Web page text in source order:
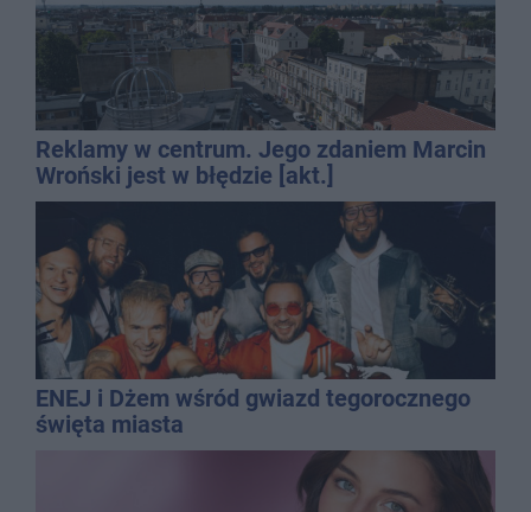
Reklamy w centrum. Jego zdaniem Marcin
Wroński jest w błędzie [akt.]
ENEJ i Dżem wśród gwiazd tegorocznego
święta miasta